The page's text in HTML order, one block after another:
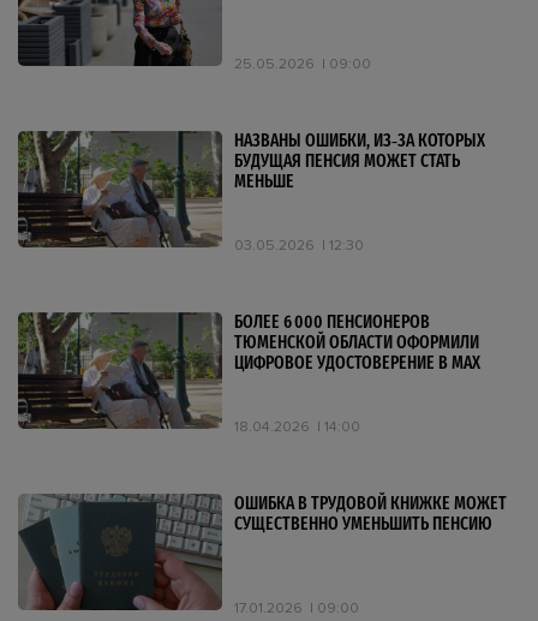
25.05.2026 09:00
НАЗВАНЫ ОШИБКИ, ИЗ‑ЗА КОТОРЫХ
БУДУЩАЯ ПЕНСИЯ МОЖЕТ СТАТЬ
МЕНЬШЕ
03.05.2026 12:30
БОЛЕЕ 6 000 ПЕНСИОНЕРОВ
ТЮМЕНСКОЙ ОБЛАСТИ ОФОРМИЛИ
ЦИФРОВОЕ УДОСТОВЕРЕНИЕ В МАХ
18.04.2026 14:00
ОШИБКА В ТРУДОВОЙ КНИЖКЕ МОЖЕТ
СУЩЕСТВЕННО УМЕНЬШИТЬ ПЕНСИЮ
17.01.2026 09:00